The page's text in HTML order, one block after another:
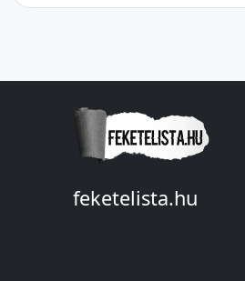
feketelista.hu